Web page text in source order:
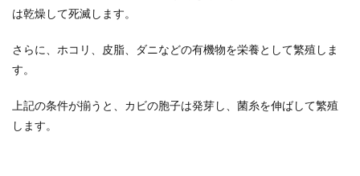
ルー
ト保
ャン
で老
生活
を安
心さ
は乾燥して死滅します。
さらに、ホコリ、皮脂、ダニなどの有機物を栄養として繁殖しま
す。
上記の条件が揃うと、カビの胞子は発芽し、菌糸を伸ばして繁殖
します。